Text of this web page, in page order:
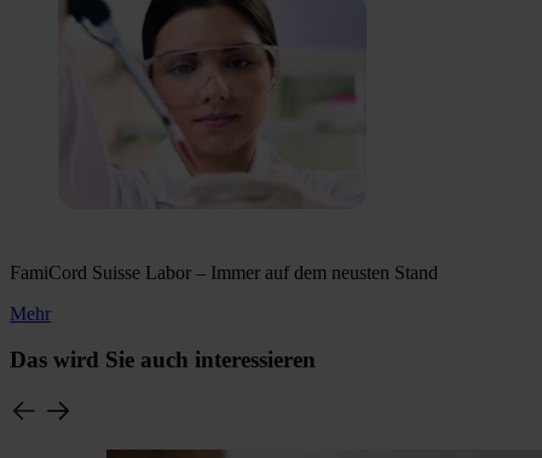
FamiCord Suisse Labor – Immer auf dem neusten Stand
Mehr
Das wird Sie auch interessieren